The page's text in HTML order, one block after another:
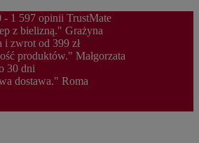
597 opinii TrustMate
z bielizną." Grażyna
i zwrot od 399 zł
produktów." Małgorzata
30 dni
dostawa." Roma